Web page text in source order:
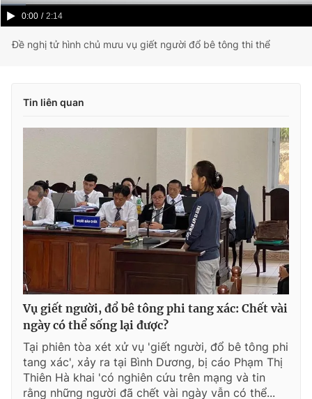
Current
0:00 / Duration
2:14
Đề nghị tử hình chủ mưu vụ giết người đổ bê tông thi thể
Tin liên quan
Vụ giết người, đổ bê tông phi tang xác: Chết vài
ngày có thể sống lại được?
Tại phiên tòa xét xử vụ 'giết người, đổ bê tông phi
tang xác', xảy ra tại Bình Dương, bị cáo Phạm Thị
Thiên Hà khai 'có nghiên cứu trên mạng và tin
rằng những người đã chết vài ngày vẫn có thể...